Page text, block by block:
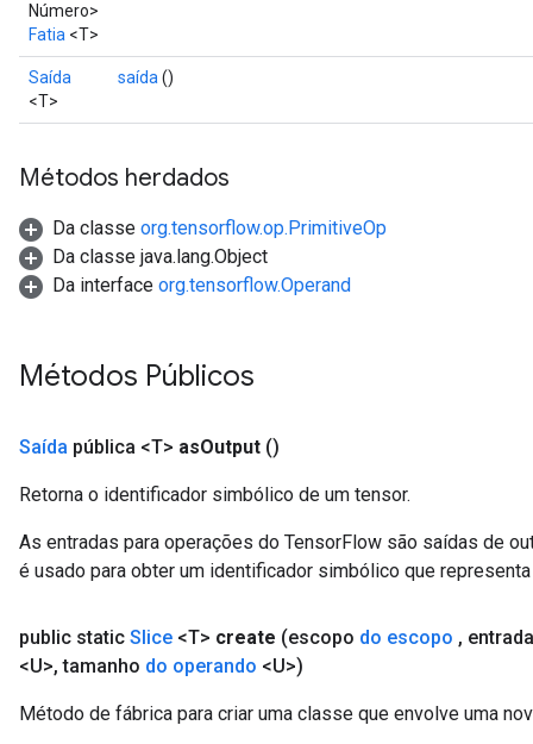
Número>
Fatia <T>
Saída
<T>
saída ()
Métodos herdados
Da classe org.tensorflow.op.PrimitiveOp
Da classe java.lang.Object
Da interface org.tensorflow.Operand
Métodos Públicos
Saída pública <T> asOutput ()
Retorna o identificador simbólico de um tensor.
As entradas para operações do TensorFlow são saídas de
é usado para obter um identificador simbólico que
public static Slice <T> create (escopo do escopo ,
<U>, tamanho do operando <U>)
Método de fábrica para criar uma classe que envolve uma